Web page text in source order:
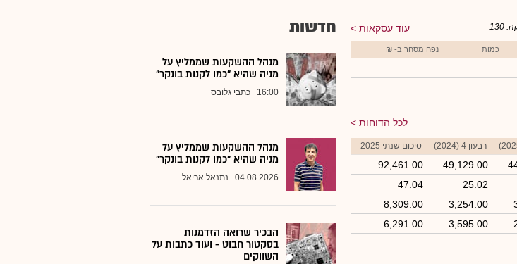
עוד עסקאות 130
כמות נפח מסחר ב- ₪
לכל הדוחות
רבעון 4 (2024) סיכום שנתי 2025
49,129.00
92,461.00
25.02
47.04
3,254.00
8,309.00
3,595.00
6,291.00
חדשות
מנהל ההשקעות שממליץ על
מניה שהיא "כמו לקנות בונקר"
16:00 כתבי גלובס
מנהל ההשקעות שממליץ על
מניה שהיא "כמו לקנות בונקר"
04.08.2026 נתנאל אריאל
הבכיר שרואה הזדמנות
בסקטור חבוט - ועוד כתבות על
השווקים